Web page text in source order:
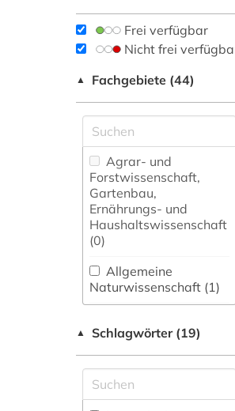
Frei verfügbar
Nicht frei
▲ Fachgebiete (44)
Agrar- und
Forstwissenschaft,
Gartenbau,
Ernährungs- und
Haushaltswissenschaft
(0)
Allgemeine
Naturwissenschaft (1)
fachübergreifende
Allgemeine und
vergleichende Sprach-
▲ Schlagwörter (19)